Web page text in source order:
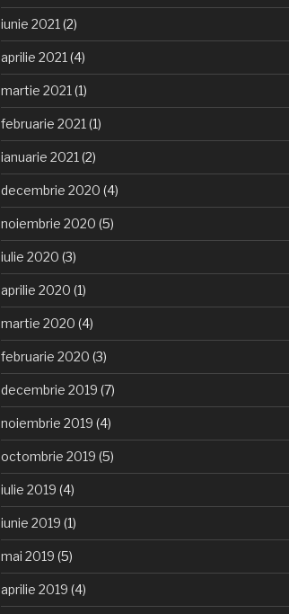
iunie 2021 (2)
aprilie 2021 (4)
martie 2021 (1)
februarie 2021 (1)
ianuarie 2021 (2)
decembrie 2020 (4)
noiembrie 2020 (5)
iulie 2020 (3)
aprilie 2020 (1)
martie 2020 (4)
februarie 2020 (3)
decembrie 2019 (7)
noiembrie 2019 (4)
octombrie 2019 (5)
iulie 2019 (4)
iunie 2019 (1)
mai 2019 (5)
aprilie 2019 (4)